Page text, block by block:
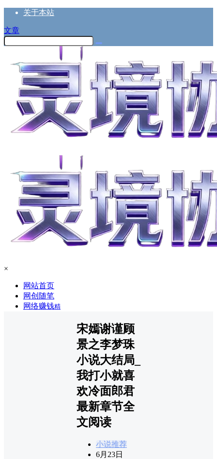
关于本站
文章
×
网站首页
网创随笔
网络赚钱精
宋嫣谢谨顾
景之李梦珠
小说大结局_
我打小就喜
欢冷面郎君
最新章节全
文阅读
小说推荐
6月23日